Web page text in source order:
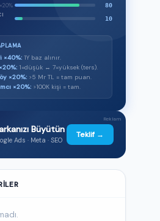
×20% 80
10
×40%: 1Y baz alınır.
1=düşük ↔ 7=yüksek (ters).
×20%: >5 Mr TL = tam puan.
×20%: >100K kişi = tam.
Büyütün
Ads · Meta · SEO
Teklif →
Reklam